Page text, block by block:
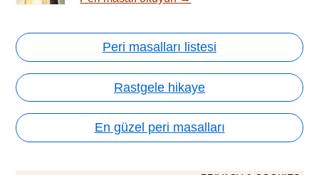
Peri masalları listesi
Rastgele hikaye
En güzel peri masalları